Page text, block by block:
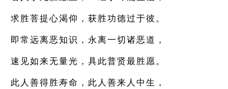
求胜菩提心渴仰，获胜功德过于彼。
即常远离恶知识，永离一切诸恶道，
速见如来无量光，具此普贤最胜愿。
此人善得胜寿命，此人善来人中生，